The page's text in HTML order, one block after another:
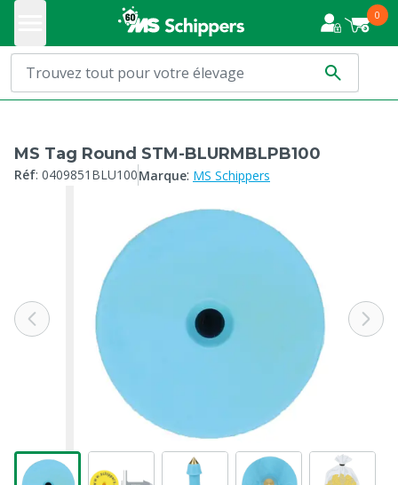
0
MS Tag Round STM-BLURMBLPB100
Réf: 0409851BLU100Marque: MS Schippers